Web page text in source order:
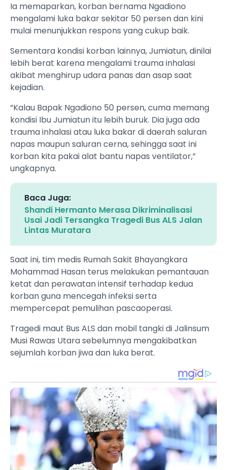
Ia memaparkan, korban bernama Ngadiono
mengalami luka bakar sekitar 50 persen dan kini
mulai menunjukkan respons yang cukup baik.
Sementara kondisi korban lainnya, Jumiatun, dinilai
lebih berat karena mengalami trauma inhalasi
akibat menghirup udara panas dan asap saat
kejadian.
“Kalau Bapak Ngadiono 50 persen, cuma memang
kondisi Ibu Jumiatun itu lebih buruk. Dia juga ada
trauma inhalasi atau luka bakar di daerah saluran
napas maupun saluran cerna, sehingga saat ini
korban kita pakai alat bantu napas ventilator,”
ungkapnya.
Baca Juga:
Shandi Hermanto Merasa Dikriminalisasi
Usai Jadi Tersangka Tragedi Bus ALS Jalan
Lintas Muratara
Saat ini, tim medis Rumah Sakit Bhayangkara
Mohammad Hasan terus melakukan pemantauan
ketat dan perawatan intensif terhadap kedua
korban guna mencegah infeksi serta
mempercepat pemulihan pascaoperasi.
Tragedi maut Bus ALS dan mobil tangki di Jalinsum
Musi Rawas Utara sebelumnya mengakibatkan
sejumlah korban jiwa dan luka berat.